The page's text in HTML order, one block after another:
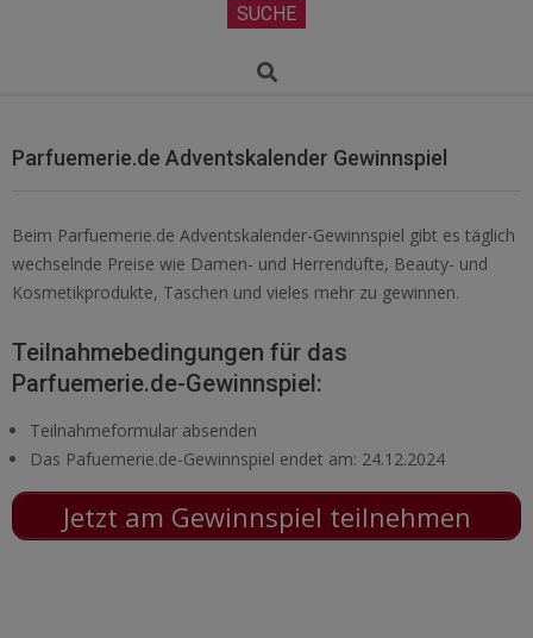
SUCHE
Search
Parfuemerie.de Adventskalender Gewinnspiel
Beim Parfuemerie.de Adventskalender-Gewinnspiel gibt es täglich
wechselnde Preise wie Damen- und Herrendüfte, Beauty- und
Kosmetikprodukte, Taschen und vieles mehr zu gewinnen.
Teilnahmebedingungen für das
Parfuemerie.de-Gewinnspiel:
Teilnahmeformular absenden
Das Pafuemerie.de-Gewinnspiel endet am: 24.12.2024
Jetzt am Gewinnspiel teilnehmen